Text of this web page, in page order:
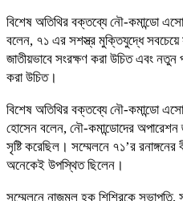
বিশেষ অতিথির বক্তব্যে নৌ-কমান্ডো
বলেন, ৭১ এর সশস্ত্র মুক্তিযুদ্ধে সবচেয়ে
জাতীয়ভাবে সংরক্ষণ করা উচিত এবং
করা উচিত।
বিশেষ অতিথির বক্তব্যে নৌ-কমান্ডো
হোসেন বলেন, নৌ-কমান্ডোদের
সৃষ্টি করেছিল। সম্মেলনে ৭১’র
অনেকেই উপস্থিত ছিলেন।
সম্মেলনে নাজমুল হক শিশিরকে